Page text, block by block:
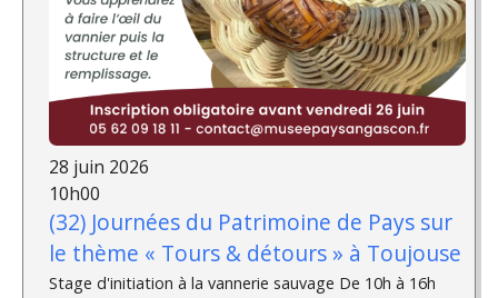
28 juin 2026
10h00
(32) Journées du Patrimoine de Pays sur
le thème « Tours & détours » à Toujouse
Stage d'initiation à la vannerie sauvage De 10h à 16h